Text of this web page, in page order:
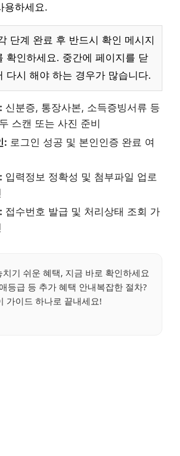
용하세요.
단계 완료 후 반드시 확인 메시지
확인하세요. 중간에 페이지를 닫
다시 해야 하는 경우가 많습니다.
신분증, 통장사본, 소득증빙서류 등
스캔 또는 사진 준비
: 로그인 성공 및 본인인증 완료 여
입력정보 정확성 및 첨부파일 업로
접수번호 발급 및 처리상태 조회 가
치기 쉬운 혜택, 지금 바로 확인하세요
등급 등 추가 혜택 안내복잡한 절차?
가이드 하나로 끝내세요!